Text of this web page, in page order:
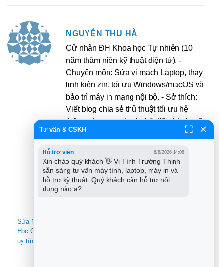
NGUYỄN THU HÀ
Cử nhân ĐH Khoa học Tự nhiên (10
năm thâm niên kỹ thuật điện tử). -
Chuyên môn: Sửa vi mạch Laptop, thay
linh kiện zin, tối ưu Windows/macOS và
bảo trì máy in mạng nội bộ. - Sở thích:
Viết blog chia sẻ thủ thuật tối ưu hệ
thống và vọc vạch các hệ điều hành mã
nguồn mở. - Khẩu hiệu: "Tận tâm trong
giải pháp công nghệ bền bỉ nhất cho
khách hàng.
Sửa Máy Tính Bị Treo Khi
Học Online – Địa chỉ sửa
uy tín Gò Vấp
Tư vấn & CSKH
Hỗ trợ viên 6/8/2026 14:08
Xin chào quý khách 👋 Vi Tính Trường Thịnh
sẵn sàng tư vấn máy tính, laptop, máy in và
hỗ trợ kỹ thuật. Quý khách cần hỗ trợ nội
dung nào ạ?